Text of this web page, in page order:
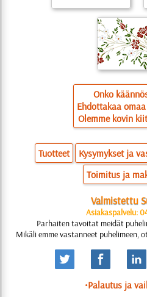
Onko
Ehdottakaa
Olemme kovin
Tuotteet Kysymykset ja
Toimitus ja
Valmistettu
Asiakaspalvelu:
Parhaiten tavoitat meidät
Mikäli emme vastanneet puhelimeen,
•Palautus ja